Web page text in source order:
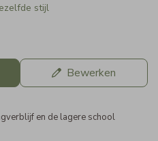
stijl
Bewerken
en de lagere school